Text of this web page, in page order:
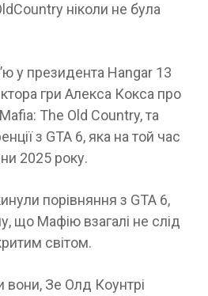
ніколи не була
у президента Hangar 13
гри Алекса Кокса про
The Old Country, та
з GTA 6, яка на той час
2025 року.
порівняння з GTA 6,
що Мафію взагалі не слід
світом.
вони, Зе Олд Коунтрі